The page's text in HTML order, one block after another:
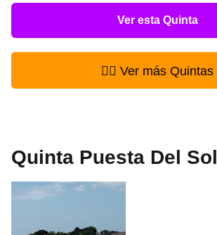
Ver esta Quinta
👉🏻 Ver más Quintas
Quinta Puesta Del Sol